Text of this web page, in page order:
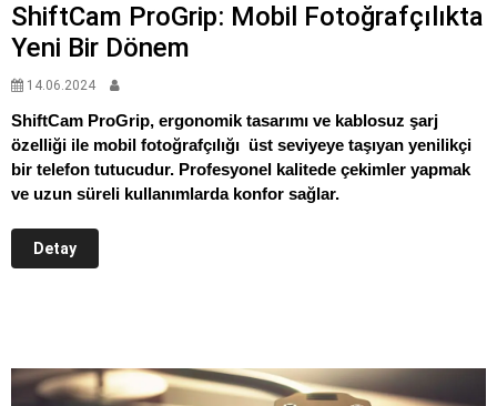
ShiftCam ProGrip: Mobil Fotoğrafçılıkta
Yeni Bir Dönem
14.06.2024
ShiftCam ProGrip, ergonomik tasarımı ve kablosuz şarj
özelliği ile mobil fotoğrafçılığı üst seviyeye taşıyan yenilikçi
bir telefon tutucudur. Profesyonel kalitede çekimler yapmak
ve uzun süreli kullanımlarda konfor sağlar.
Detay